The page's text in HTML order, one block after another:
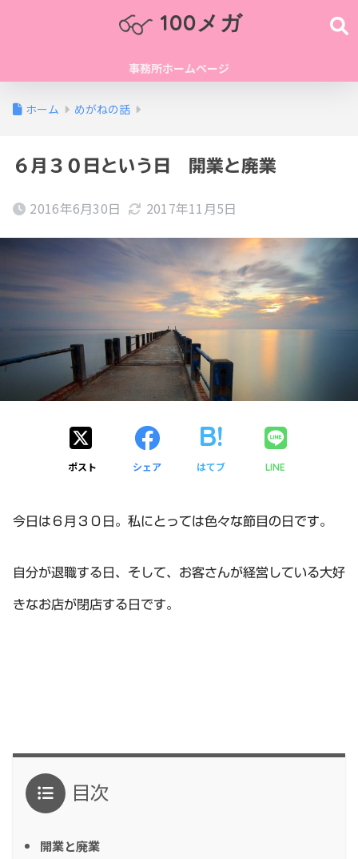
100メガ
事務所ホームページ
ホーム めがねの話
６月３０日という日 開業と廃業
2016年6月30日 2017年11月5日
ポスト シェア はてブ LINE
今日は６月３０日。私にとっては色々な節目の日です。
自分が退職する日、そして、お客さんが経営している大好
きなお店が閉店する日です。
目次
開業と廃業